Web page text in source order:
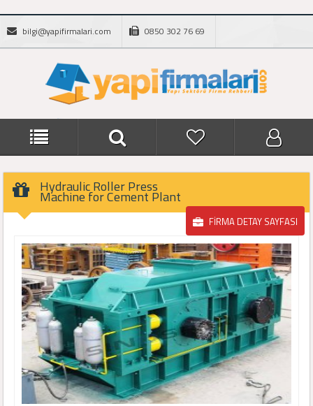
bilgi@yapifirmalari.com 0850 302 76 69
Hydraulic Roller Press
Machine for Cement Plant
FİRMA DETAY SAYFASI